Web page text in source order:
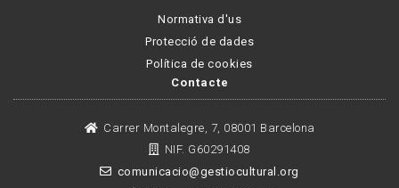
Normativa d'us
Protecció de dades
Política de cookies
Contacte
Carrer Montalegre, 7, 08001 Barcelona
NIF. G60291408
comunicacio@gestiocultural.org